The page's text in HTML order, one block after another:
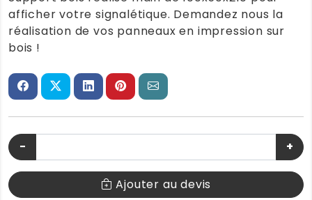
afficher votre signalétique. Demandez nous la
réalisation de vos panneaux en impression sur
bois !
− +
Ajouter au devis